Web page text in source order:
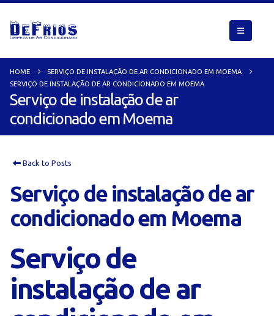
HOME
SERVIÇO DE INSTALAÇÃO DE AR CONDICIONADO EM MOEMA
SERVIÇO DE INSTALAÇÃO DE AR CONDICIONADO EM MOEMA
Serviço de instalação de ar
condicionado em Moema
Back to Posts
Serviço de instalação de ar
condicionado em Moema
Serviço de
instalação de ar